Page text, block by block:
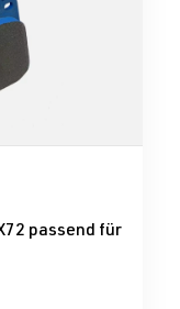
5 Sternen
passend für